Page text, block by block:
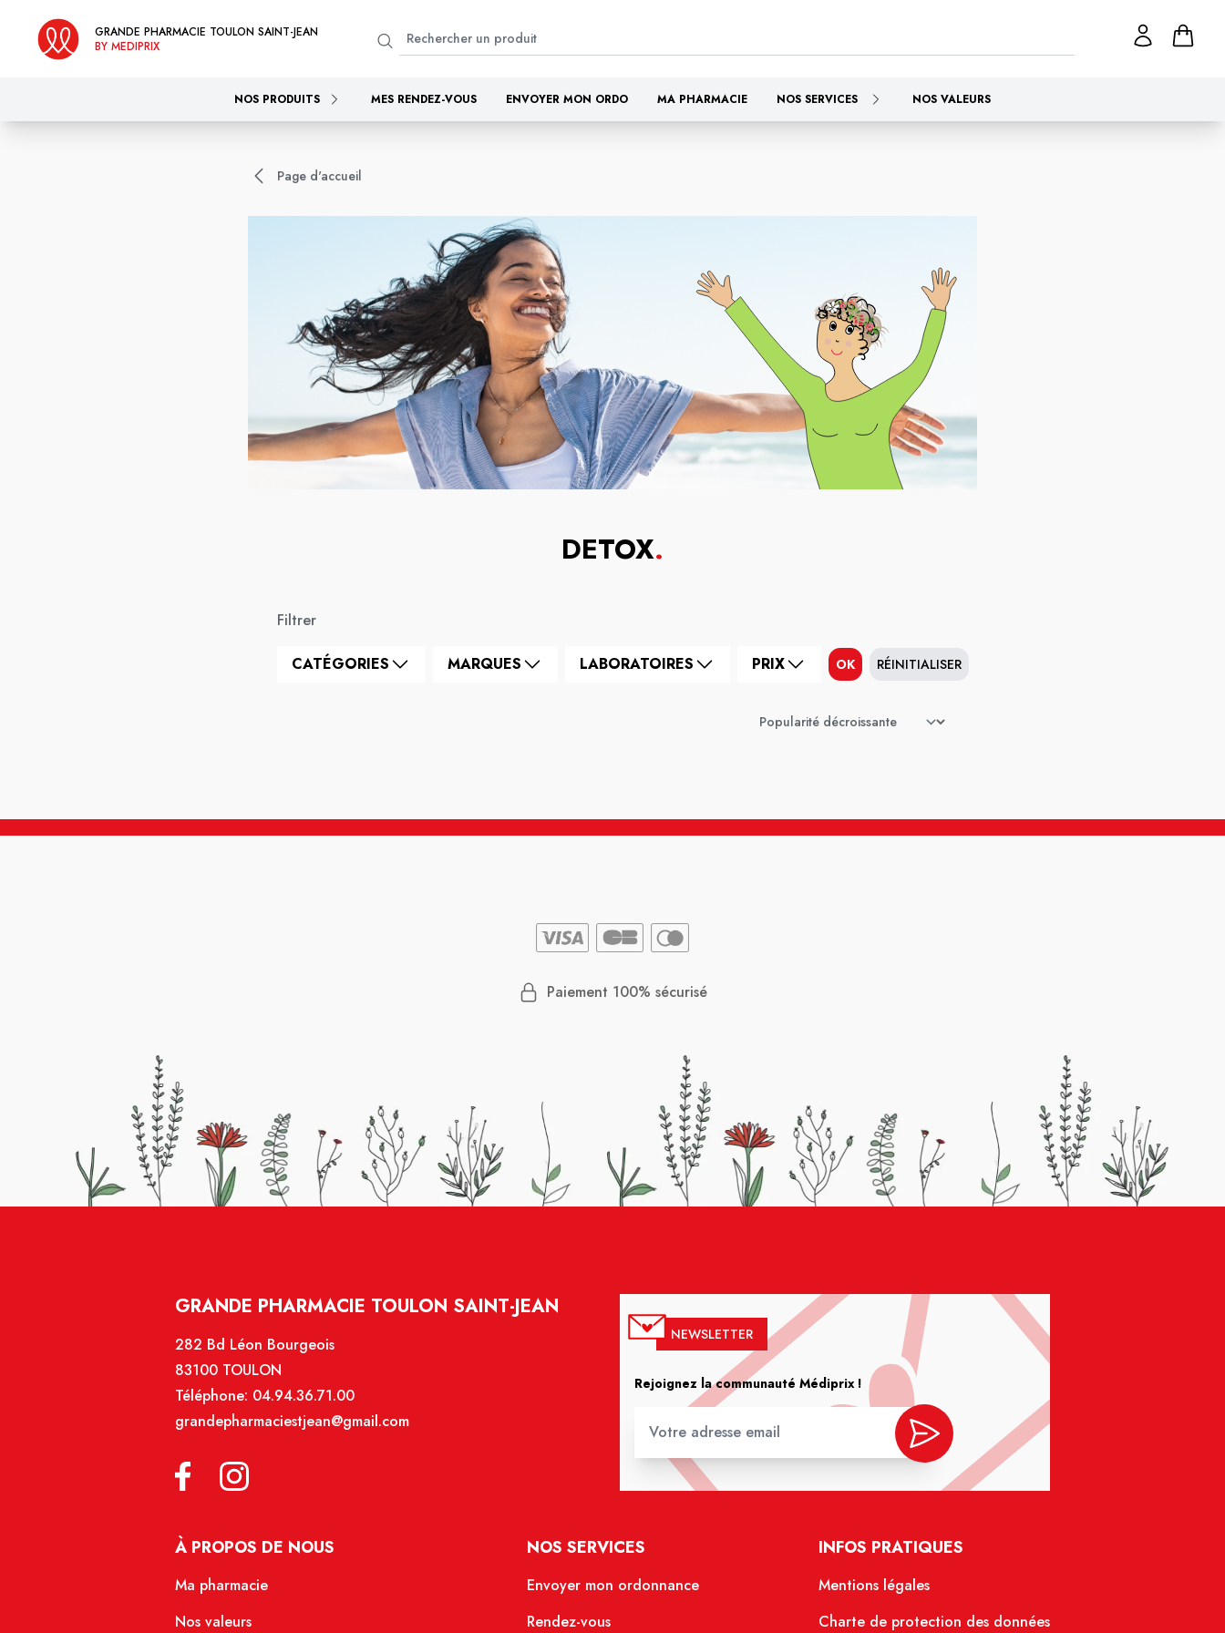
GRANDE PHARMACIE TOULON SAINT-JEAN
BY MEDIPRIX
NOS PRODUITS MES RENDEZ-VOUS ENVOYER MON ORDO MA PHARMACIE NOS SERVICES NOS VALEURS
Page d'accueil
DETOX.
Filtrer
CATÉGORIES MARQUES LABORATOIRES PRIX OK RÉINITIALISER
Paiement 100% sécurisé
GRANDE PHARMACIE TOULON SAINT-JEAN
282 Bd Léon Bourgeois
83100 TOULON
Téléphone: 04.94.36.71.00
grandepharmaciestjean@gmail.com
NEWSLETTER
Rejoignez la communauté Médiprix !
À PROPOS DE NOUS
Ma pharmacie
Nos valeurs
NOS SERVICES
Envoyer mon ordonnance
Rendez-vous
INFOS PRATIQUES
Mentions légales
Charte de protection des données